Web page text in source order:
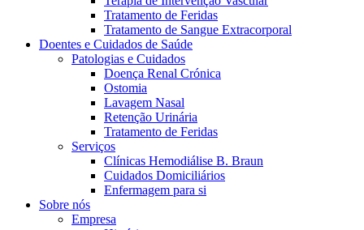
Em diálogo com a B. Braun. Entre em contacto connosco
Tratamento de Feridas
Tratamento de Sangue Extracorporal
Doentes e Cuidados de Saúde
Patologias e Cuidados
Doença Renal Crónica
Ostomia
Lavagem Nasal
Retenção Urinária
Tratamento de Feridas
Serviços
Clínicas Hemodiálise B. Braun
Cuidados Domiciliários
Enfermagem para si
Sobre nós
Empresa